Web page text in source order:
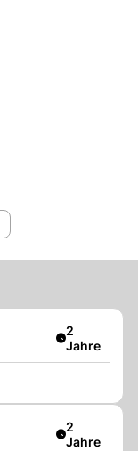
Artikel
2
Jahre
Artikel
2
Jahre